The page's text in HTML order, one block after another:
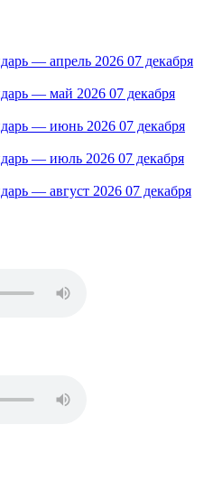
— апрель 2026 07 декабря
— май 2026 07 декабря
— июнь 2026 07 декабря
— июль 2026 07 декабря
— август 2026 07 декабря